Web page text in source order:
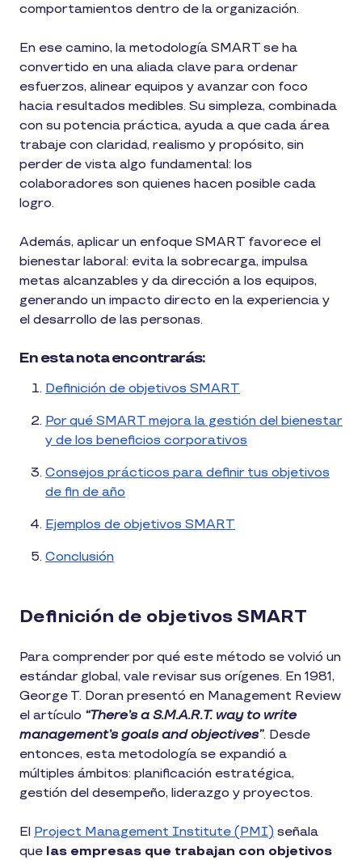
comportamientos dentro de la organización.
En ese camino, la metodología SMART se ha
convertido en una aliada clave para ordenar
esfuerzos, alinear equipos y avanzar con foco
hacia resultados medibles. Su simpleza, combinada
con su potencia práctica, ayuda a que cada área
trabaje con claridad, realismo y propósito, sin
perder de vista algo fundamental: los
colaboradores son quienes hacen posible cada
logro.
Además, aplicar un enfoque SMART favorece el
bienestar laboral: evita la sobrecarga, impulsa
metas alcanzables y da dirección a los equipos,
generando un impacto directo en la experiencia y
el desarrollo de las personas.
En esta nota encontrarás:
Definición de objetivos SMART
Por qué SMART mejora la gestión del bienestar
y de los beneficios corporativos
Consejos prácticos para definir tus objetivos
de fin de año
Ejemplos de objetivos SMART
Conclusión
Definición de objetivos SMART
Para comprender por qué este método se volvió un
estándar global, vale revisar sus orígenes. En 1981,
George T. Doran presentó en Management Review
el artículo “There’s a S.M.A.R.T. way to write
management’s goals and objectives”. Desde
entonces, esta metodología se expandió a
múltiples ámbitos: planificación estratégica,
gestión del desempeño, liderazgo y proyectos.
El Project Management Institute (PMI) señala
que las empresas que trabajan con objetivos